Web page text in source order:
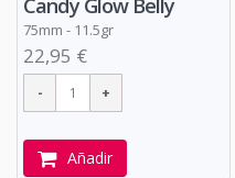
75mm - 11.5gr
22,95 €
Añadir